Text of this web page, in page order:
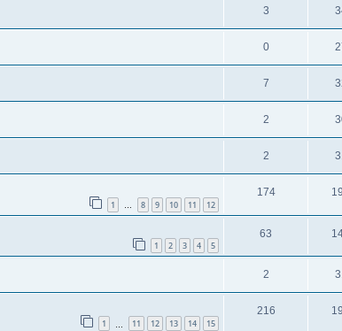
3
0
7
2
2
1 … 8 9 10 11 12
174
1 2 3 4 5
63
2
1 11 12 13 14 15
216